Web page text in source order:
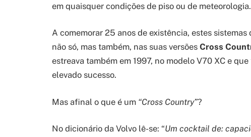
em quaisquer condições de piso ou de meteorologia.
A comemorar 25 anos de existência, estes
não só, mas também, nas suas versões Cross
estreava também em 1997, no modelo V70 XC e
elevado sucesso.
Mas afinal o que é um “Cross Country”?
No dicionário da Volvo lê-se: “Um cocktail de: